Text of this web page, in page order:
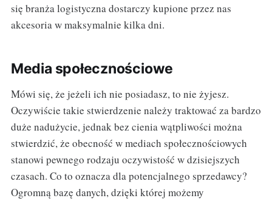
się branża logistyczna dostarczy kupione przez nas
akcesoria w maksymalnie kilka dni.
Media społecznościowe
Mówi się, że jeżeli ich nie posiadasz, to nie żyjesz.
Oczywiście takie stwierdzenie należy traktować za bardzo
duże nadużycie, jednak bez cienia wątpliwości można
stwierdzić, że obecność w mediach społecznościowych
stanowi pewnego rodzaju oczywistość w dzisiejszych
czasach. Co to oznacza dla potencjalnego sprzedawcy?
Ogromną bazę danych, dzięki której możemy